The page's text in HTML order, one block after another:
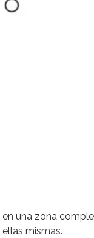
una zona
mismas.